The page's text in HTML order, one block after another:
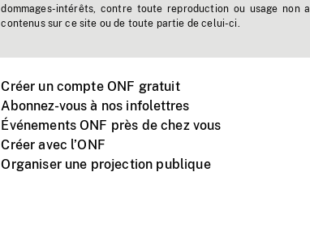
dommages-intérêts, contre toute reproduction ou usage non
contenus sur ce site ou de toute partie de celui-ci.
Créer un compte ONF gratuit
Abonnez-vous à nos infolettres
Événements ONF près de chez vous
Créer avec l’ONF
Organiser une projection publique